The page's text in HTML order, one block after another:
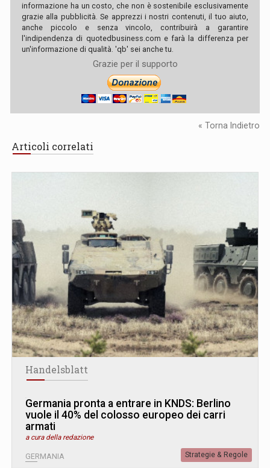
informazione ha un costo, che non è sostenibile esclusivamente
grazie alla pubblicità. Se apprezzi i nostri contenuti, il tuo aiuto,
anche piccolo e senza vincolo, contribuirà a garantire
l'indipendenza di quotedbusiness.com e farà la differenza per
un'informazione di qualità. 'qb' sei anche tu.
Grazie per il supporto
« Torna Indietro
Articoli correlati
Handelsblatt
Germania pronta a entrare in KNDS: Berlino
vuole il 40% del colosso europeo dei carri
armati
a cura della redazione
GERMANIA Strategie & Regole